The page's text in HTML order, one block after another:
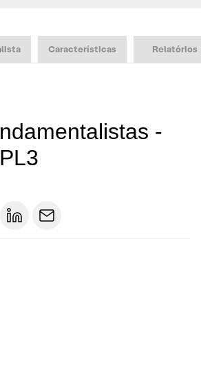
Características Relatórios
-